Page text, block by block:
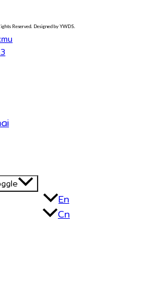
Reserved. Designed by YWDS.
En
Cn